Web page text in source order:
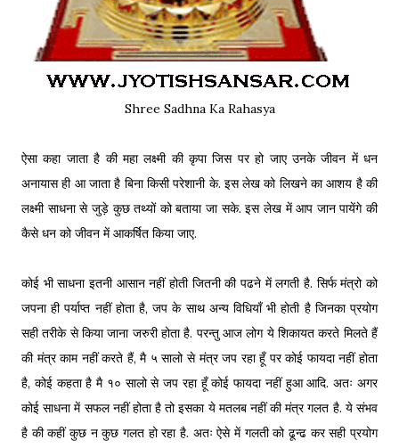
Shree Sadhna Ka Rahasya
ऐसा कहा जाता है की महा लक्ष्मी की कृपा जिस पर हो जाए उनके जीवन में धन
अनायास ही आ जाता है बिना किसी परेशानी के. इस लेख को लिखने का आशय है की
लक्ष्मी साधना से जुड़े कुछ तथ्यों को बताया जा सके. इस लेख में आप जान पायेंगे की
कैसे धन को जीवन में आकर्षित किया जाए.
कोई भी साधना इतनी आसान नहीं होती जितनी की पढने में लगती है. सिर्फ मंत्रो को
जपना ही पर्याप्त नहीं होता है, जप के साथ अन्य विधियाँ भी होती है जिनका प्रयोग
सही तरीके से किया जाना जरुरी होता है. परन्तु आज लोग ये शिकायत करते मिलते हैं
की मंत्र काम नहीं करते हैं, मै ५ सालो से मंत्र जप रहा हूँ पर कोई फायदा नहीं होता
है, कोई कहता है मै १० सालो से जप रहा हूँ कोई फायदा नहीं हुआ आदि. अतः अगर
कोई साधना में सफल नहीं होता है तो इसका ये मतलब नहीं की मंत्र गलत है. ये संभव
है की कहीं कुछ न कुछ गलत हो रहा है. अतः ऐसे में गलती को ढून्ढ कर सही प्रयोग